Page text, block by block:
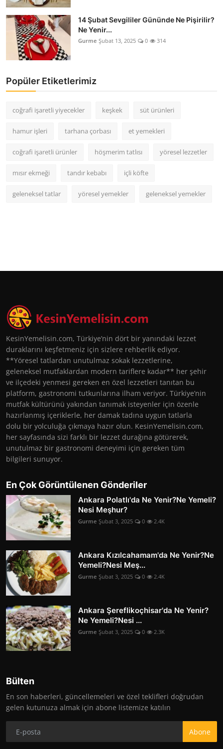
14 Şubat Sevgililer Gününde Ne Pişirilir?
Ne Yenir...
Gurme Şubat 13, 2025 0 314
Popüler Etiketlerimiz
coğrafi işaretli yiyecekler keşkek süt ürünleri
hamur işleri tarhana çorbası et yemekleri
coğrafi işaretli ürünler höşmerim tatlısı yöresel lezzetler
mısır ekmeği tandır kebabı içli köfte
geleneksel tatlar yöresel yemekler geleneksel yemekler
KesinYemelisin.com, Türkiye’nin dört bir yanındaki lezzet
duraklarını keşfetmeniz için sizlere rehberlik ediyor.
**Yöresel tatlardan unutulmaz sokak lezzetlerine,
geleneksel mutfaklardan modern tariflere kadar** her şehir
ve ilçedeki yenmesi gereken en özel lezzetleri tanıtan bu
platform, gastronomi tutkunlarına ilham veriyor. Türkiye’nin
mutfak kültürünü yakından tanımak isteyenler için özenle
hazırlanmış içeriklerle, her damak tadına uygun tatlarla
dolu bir yolculuğa çıkmaya hazır olun. KesinYemelisin.com,
her sayfasında sizi farklı bir lezzet durağına götürerek,
unutulmaz bir gastronomi deneyimi için gereken tüm
bilgileri sunuyor.
En Çok Görüntülenen Gönderiler
Ankara Polatlı'da Ne Yenir?Ne Yemeli?
Nesi Meşhur?
Gurme Şubat 3, 2025 0 2.4K
Ankara Kızılcahamam'da Ne Yenir?Ne
Yemeli?Nesi Meş...
Gurme Şubat 3, 2025 0 2.4K
Ankara Şereflikoçhisar'da Ne Yenir?
Ne Yemeli?Nesi ...
Gurme Şubat 3, 2025 0 2.3K
Bülten
En son haberleri, güncellemeleri ve özel teklifleri doğrudan
gelen kutunuza almak için abone listemize katılın
Abone